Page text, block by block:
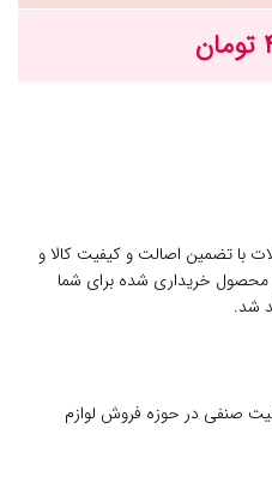
با تضمین اصالت و کیفیت کالا و
محصول خریداری شده برای شما
شد.
صنفی در حوزه فروش لوازم